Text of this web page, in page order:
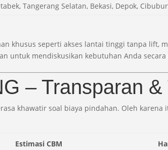
Tangerang Selatan, Bekasi, Depok,
khusus seperti akses lantai tinggi tanpa lift,
untuk mendiskusikan kebutuhan Anda
– Transparan &
khawatir soal biaya pindahan. Oleh
Estimasi CBM